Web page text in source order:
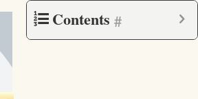
Contents #